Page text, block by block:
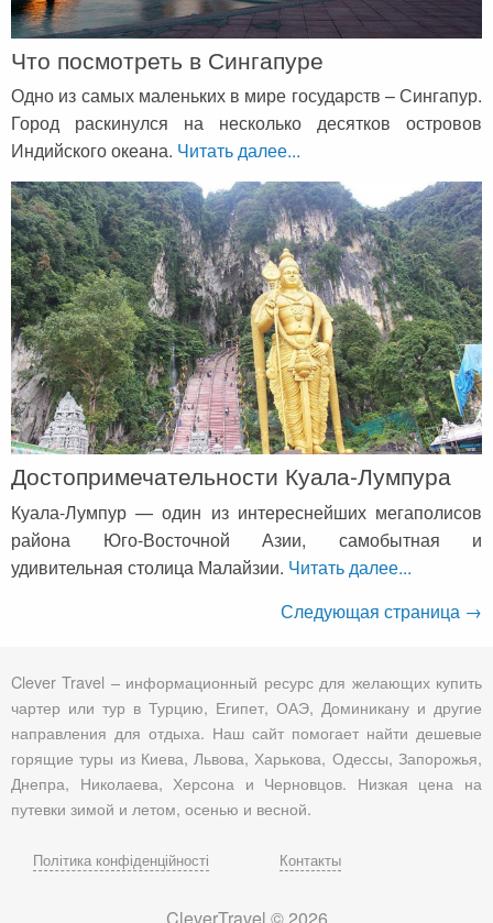
Что посмотреть в Сингапуре
Одно из самых маленьких в мире государств – Сингапур.
Город раскинулся на несколько десятков островов
Индийского океана. Читать далее...
Достопримечательности Куала-Лумпура
Куала-Лумпур — один из интереснейших мегаполисов
района Юго-Восточной Азии, самобытная и
удивительная столица Малайзии. Читать далее...
Следующая страница →
Clever Travel – информационный ресурс для желающих купить
чартер или тур в Турцию, Египет, ОАЭ, Доминикану и другие
направления для отдыха. Наш сайт помогает найти дешевые
горящие туры из Киева, Львова, Харькова, Одессы, Запорожья,
Днепра, Николаева, Херсона и Черновцов. Низкая цена на
путевки зимой и летом, осенью и весной.
Політика конфіденційності Контакты
CleverTravel © 2026